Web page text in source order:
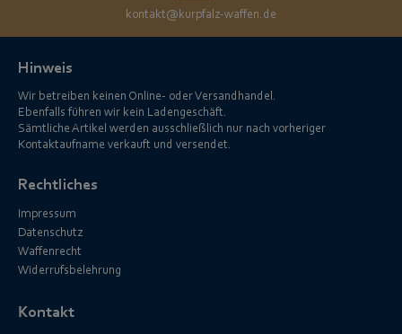
kontakt@kurpfalz-waffen.de
Hinweis
Wir betreiben keinen Online- oder Versandhandel.
Ebenfalls führen wir kein Ladengeschäft.
Sämtliche Artikel werden ausschließlich nur nach vorheriger
Kontaktaufname verkauft und versendet.
Rechtliches
Impressum
Datenschutz
Waffenrecht
Widerrufsbelehrung
Kontakt